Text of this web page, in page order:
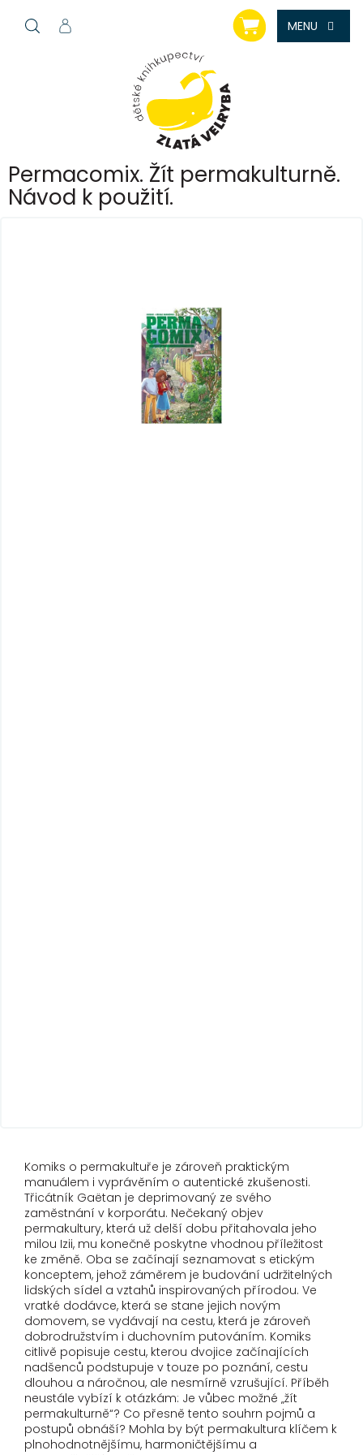
NÁKUPNÍ
KOŠÍK
Permacomix. Žít permakulturně.
Návod k použití.
Komiks o permakultuře je zároveň praktickým
manuálem i vyprávěním o autentické zkušenosti.
Třicátník Gaëtan je deprimovaný ze svého
zaměstnání v korporátu. Nečekaný objev
permakultury, která už delší dobu přitahovala jeho
milou Izii, mu konečně poskytne vhodnou příležitost
ke změně. Oba se začínají seznamovat s etickým
konceptem, jehož záměrem je budování udržitelných
lidských sídel a vztahů inspirovaných přírodou. Ve
vratké dodávce, která se stane jejich novým
domovem, se vydávají na cestu, která je zároveň
dobrodružstvím i duchovním putováním. Komiks
citlivě popisuje cestu, kterou dvojice začínajících
nadšenců podstupuje v touze po poznání, cestu
dlouhou a náročnou, ale nesmírně vzrušující. Příběh
neustále vybízí k otázkám: Je vůbec možné „žít
permakulturně“? Co přesně tento souhrn pojmů a
postupů obnáší? Mohla by být permakultura klíčem k
plnohodnotnějšímu, harmoničtějšímu a